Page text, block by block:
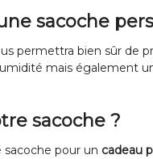
sacoche
permettra bien sûr de
mais également
sacoche ?
sacoche pour un cadeau